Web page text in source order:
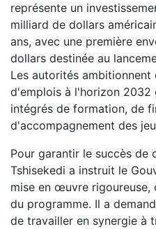
représente un
milliard de dollars
ans, avec une première
dollars destinée au
Les autorités
d'emplois à l'horizon 2032
intégrés de formation, de
d'accompagnement des
Pour garantir le succès de
Tshisekedi a instruit le
mise en œuvre rigoureuse,
du programme. Il a
de travailler en synergie à